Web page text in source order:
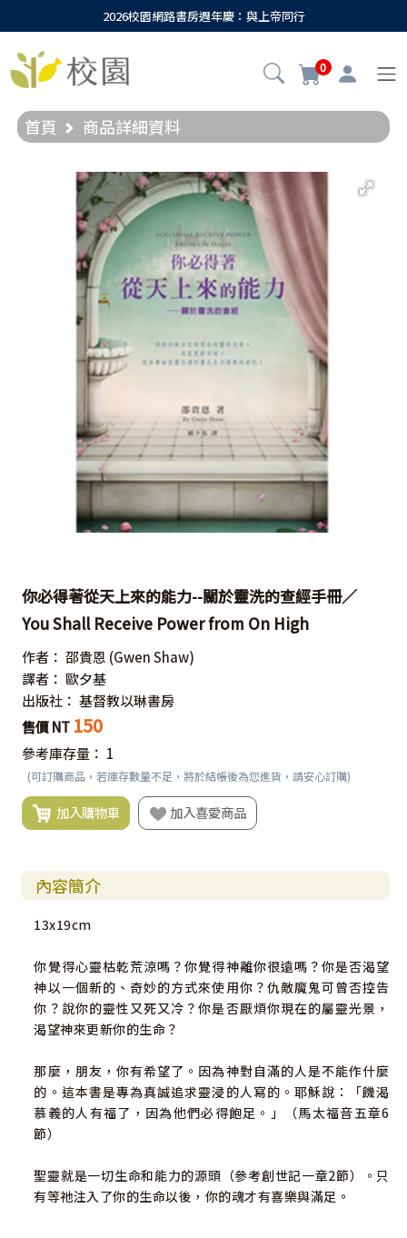
2026校園網路書房週年慶：與上帝同行
0
首頁 商品詳細資料
你必得著從天上來的能力--關於靈洗的查經手冊／
You Shall Receive Power from On High
作者： 邵貴恩 (Gwen Shaw)
譯者： 歐夕基
出版社： 基督教以琳書房
售價 NT 150
參考庫存量： 1
(可訂購商品，若庫存數量不足，將於結帳後為您進貨，請安心訂購)
加入購物車 加入喜愛商品
內容簡介
13x19cm
你覺得心靈枯乾荒涼嗎？你覺得神離你很遠嗎？你是否渴望
神以一個新的、奇妙的方式來使用你？仇敵魔鬼可曾否控告
你？說你的靈性又死又冷？你是否厭煩你現在的屬靈光景，
渴望神來更新你的生命？
那麼，朋友，你有希望了。因為神對自滿的人是不能作什麼
的。這本書是專為真誠追求靈浸的人寫的。耶穌說：「饑渴
慕義的人有福了，因為他們必得飽足。」（馬太福音五章6
節）
聖靈就是一切生命和能力的源頭（參考創世記一章2節）。只
有等祂注入了你的生命以後，你的魂才有喜樂與滿足。